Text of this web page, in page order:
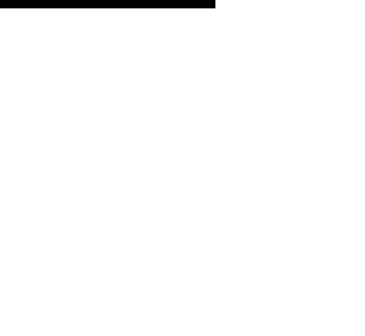
was:
is: